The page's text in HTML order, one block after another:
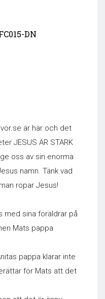
DN
är här och det
JESUS ÄR STARK
oss av sin enorma
namn. Tänk vad
ropar Jesus!
med sina föräldrar på
Mats pappa
pappa klarar inte
för Mats att det